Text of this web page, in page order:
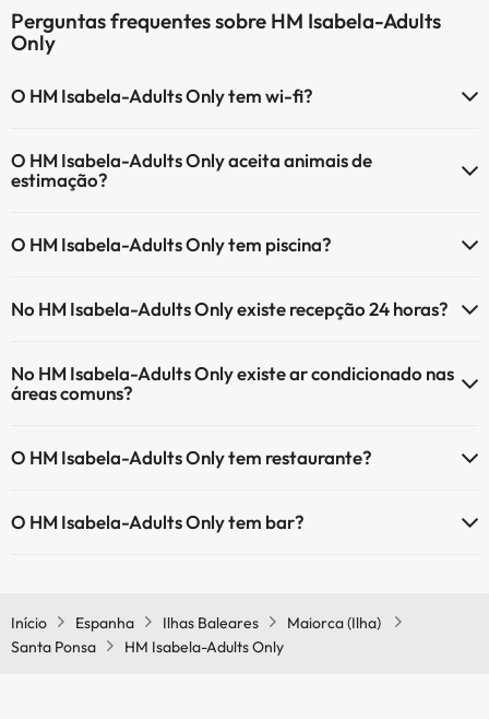
Perguntas frequentes sobre HM Isabela-Adults
Only
O HM Isabela-Adults Only tem wi-fi?
O HM Isabela-Adults Only aceita animais de
estimação?
O HM Isabela-Adults Only tem piscina?
Aqui tem mais info sobre a piscina e outras facilidades.
Piscina exterior (toda a temporada)
No HM Isabela-Adults Only existe recepção 24 horas?
No HM Isabela-Adults Only existe ar condicionado nas
áreas comuns?
comuns.
O HM Isabela-Adults Only tem restaurante?
O HM Isabela-Adults Only tem bar?
Início Espanha Ilhas Baleares
Maiorca (Ilha)
Santa Ponsa
HM Isabela-Adults Only